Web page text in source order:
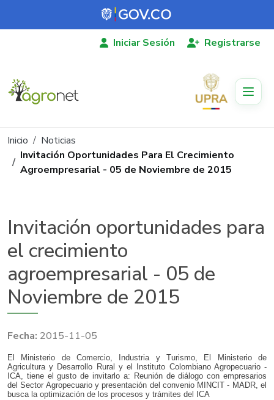
Pasar al contenido principal
Iniciar Sesión Registrarse
Ruta de navegación
Inicio
Noticias
Invitación Oportunidades Para El Crecimiento
Agroempresarial - 05 de Noviembre de 2015
Invitación oportunidades para
el crecimiento
agroempresarial - 05 de
Noviembre de 2015
2015-11-05
​El Ministerio de Comercio, Industria y Turismo, El Ministerio de
Agricultura y Desarrollo Rural y el Instituto Colombiano Agropecuario -
ICA, tiene el gusto de invitarlo a: Reunión de diálogo con empresarios
del Sector Agropecuario y presentación del convenio MINCIT - MADR, el
busca la optimización de los procesos y trámites del ICA